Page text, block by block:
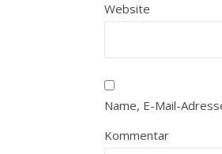
Website
Name, E-Mail-
Kommentar